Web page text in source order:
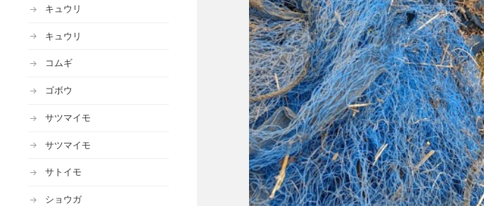
キュウリ
キュウリ
コムギ
ゴボウ
サツマイモ
サツマイモ
サトイモ
ショウガ